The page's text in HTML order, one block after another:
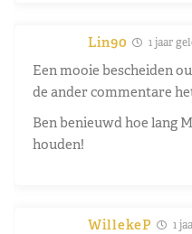
Lin90 1 jaar
Een mooie bescheiden
de ander commentare
Ben benieuwd hoe lang
houden!
WillekeP 1